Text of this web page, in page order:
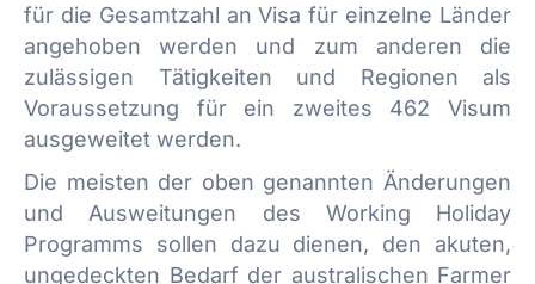
für die Gesamtzahl an Visa für einzelne Länder
angehoben werden und zum anderen die
zulässigen Tätigkeiten und Regionen als
Voraussetzung für ein zweites 462 Visum
ausgeweitet werden.
Die meisten der oben genannten Änderungen
und Ausweitungen des Working Holiday
Programms sollen dazu dienen, den akuten,
ungedeckten Bedarf der australischen Farmer